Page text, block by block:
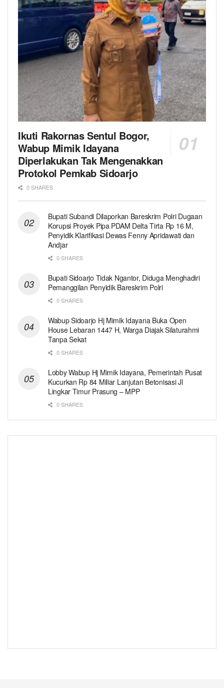
Ikuti Rakornas Sentul Bogor,
Wabup Mimik Idayana
Diperlakukan Tak Mengenakkan
Protokol Pemkab Sidoarjo
0 SHARES
Bupati Subandi Dilaporkan Bareskrim Polri Dugaan
Korupsi Proyek Pipa PDAM Delta Tirta Rp 16 M,
Penyidik Klarifikasi Dewas Fenny Apridawati dan
Andjar
0 SHARES
Bupati Sidoarjo Tidak Ngantor, Diduga Menghadiri
Pemanggilan Penyidik Bareskrim Polri
0 SHARES
Wabup Sidoarjo Hj Mimik Idayana Buka Open
House Lebaran 1447 H, Warga Diajak Silaturahmi
Tanpa Sekat
0 SHARES
Lobby Wabup Hj Mimik Idayana, Pemerintah Pusat
Kucurkan Rp 84 Miliar Lanjutan Betonisasi Jl
Lingkar Timur Prasung – MPP
0 SHARES